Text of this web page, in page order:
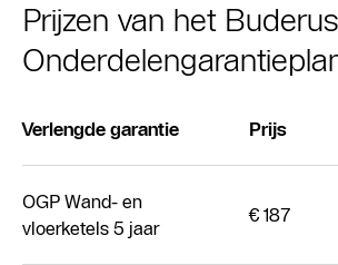
Prijzen van het Buderus
Verlengde garantie Prijs
OGP Wand- en
vloerketels 5 jaar
€ 187